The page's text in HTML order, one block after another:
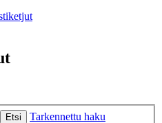
Etsi
Tarkennettu haku